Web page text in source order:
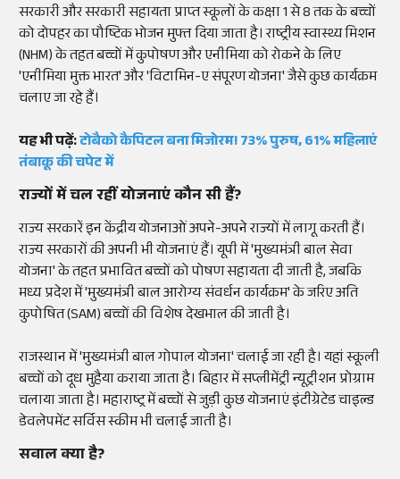
सरकारी और सरकारी सहायता प्राप्त स्कूलों के कक्षा 1 से 8 तक के बच्चों
को दोपहर का पौष्टिक भोजन मुफ्त दिया जाता है। राष्ट्रीय स्वास्थ्य मिशन
(NHM) के तहत बच्चों में कुपोषण और एनीमिया को रोकने के लिए
'एनीमिया मुक्त भारत' और 'विटामिन-ए संपूरण योजना' जैसे कुछ कार्यक्रम
चलाए जा रहे हैं।
यह भी पढ़ें:टोबैको कैपिटल बना मिजोरम! 73% पुरुष, 61% महिलाएं
तंबाकू की चपेट में
राज्यों में चल रहीं योजनाएं कौन सी हैं?
राज्य सरकारें इन केंद्रीय योजनाओं अपने-अपने राज्यों में लागू करती हैं।
राज्य सरकारों की अपनी भी योजनाएं हैं। यूपी में 'मुख्यमंत्री बाल सेवा
योजना' के तहत प्रभावित बच्चों को पोषण सहायता दी जाती है, जबकि
मध्य प्रदेश में 'मुख्यमंत्री बाल आरोग्य संवर्धन कार्यक्रम' के जरिए अति
कुपोषित (SAM) बच्चों की विशेष देखभाल की जाती है।
राजस्थान में 'मुख्यमंत्री बाल गोपाल योजना' चलाई जा रही है। यहां स्कूली
बच्चों को दूध मुहैया कराया जाता है। बिहार में सप्लीमेंट्री न्यूट्रीशन प्रोग्राम
चलाया जाता है। महाराष्ट्र में बच्चों से जुड़ी कुछ योजनाएं इंटीग्रेटेड चाइल्ड
डेवलेपमेंट सर्विस स्कीम भी चलाई जाती है।
सवाल क्या है?